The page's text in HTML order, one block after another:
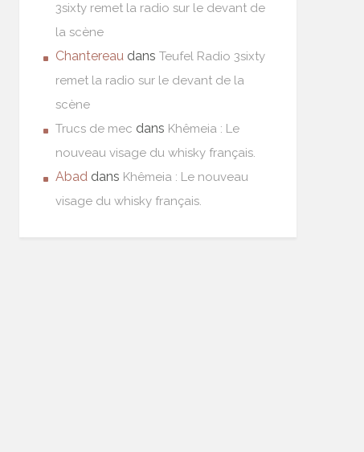
3sixty remet la radio sur le devant de
la scène
Chantereau dans Teufel Radio 3sixty
remet la radio sur le devant de la
scène
Trucs de mec dans Khêmeia : Le
nouveau visage du whisky français.
Abad dans Khêmeia : Le nouveau
visage du whisky français.